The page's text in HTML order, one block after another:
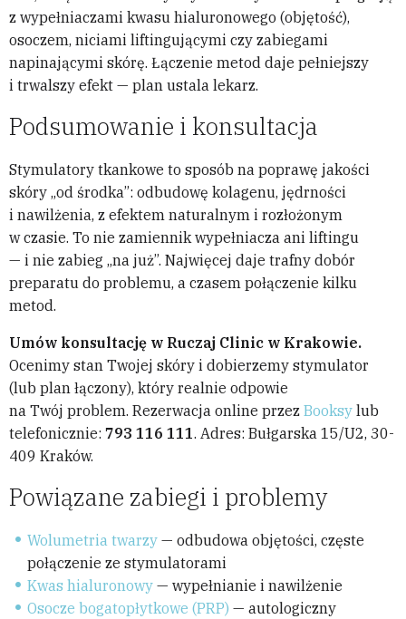
z wypełniaczami kwasu hialuronowego (objętość),
osoczem, niciami liftingującymi czy zabiegami
napinającymi skórę. Łączenie metod daje pełniejszy
i trwalszy efekt — plan ustala lekarz.
Podsumowanie i konsultacja
Stymulatory tkankowe to sposób na poprawę jakości
skóry „od środka”: odbudowę kolagenu, jędrności
i nawilżenia, z efektem naturalnym i rozłożonym
w czasie. To nie zamiennik wypełniacza ani liftingu
— i nie zabieg „na już”. Najwięcej daje trafny dobór
preparatu do problemu, a czasem połączenie kilku
metod.
Umów konsultację w Ruczaj Clinic w Krakowie.
Ocenimy stan Twojej skóry i dobierzemy stymulator
(lub plan łączony), który realnie odpowie
na Twój problem. Rezerwacja online przez Booksy lub
telefonicznie: 793 116 111. Adres: Bułgarska 15/U2, 30-
409 Kraków.
Powiązane zabiegi i problemy
Wolumetria twarzy — odbudowa objętości, częste
połączenie ze stymulatorami
Kwas hialuronowy — wypełnianie i nawilżenie
Osocze bogatopłytkowe (PRP) — autologiczny